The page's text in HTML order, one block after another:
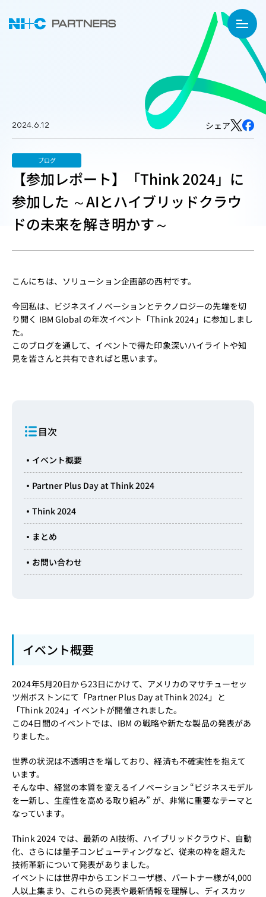
2024.6.12 シェア
ブログ
【参加レポート】「Think 2024」に
参加した ～AIとハイブリッドクラウ
ドの未来を解き明かす～
こんにちは、ソリューション企画部の西村です。
今回私は、ビジネスイノベーションとテクノロジーの先端を切
り開く IBM Global の年次イベント「Think 2024」に参加しまし
た。
このブログを通して、イベントで得た印象深いハイライトや知
見を皆さんと共有できればと思います。
目次
イベント概要
Partner Plus Day at Think 2024
Think 2024
まとめ
お問い合わせ
イベント概要
2024年5月20日から23日にかけて、アメリカのマサチューセッ
ツ州ボストンにて「Partner Plus Day at Think 2024」と
「Think 2024」イベントが開催されました。
この4日間のイベントでは、IBM の戦略や新たな製品の発表があ
りました。
世界の状況は不透明さを増しており、経済も不確実性を抱えて
います。
そんな中、経営の本質を変えるイノベーション “ビジネスモデル
を一新し、生産性を高める取り組み” が、非常に重要なテーマと
なっています。
Think 2024 では、最新の AI技術、ハイブリッドクラウド、自動
化、さらには量子コンピューティングなど、従来の枠を超えた
技術革新について発表がありました。
イベントには世界中からエンドユーザ様、パートナー様が4,000
人以上集まり、これらの発表や最新情報を理解し、ディスカッ